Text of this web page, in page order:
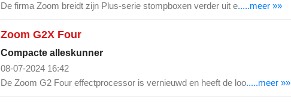
De firma Zoom breidt zijn Plus-serie stompboxen verder uit e.....meer »»
Zoom G2X Four
Compacte alleskunner
08-07-2024 16:42
De Zoom G2 Four effectprocessor is vernieuwd en heeft de loo.....meer »»